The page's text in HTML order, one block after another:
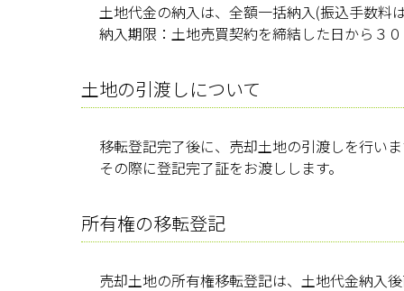
土地代金の納入は、全額一括納入(振込手数料
納入期限：土地売買契約を締結した日から３
土地の引渡しについて
移転登記完了後に、売却土地の引渡しを行い
その際に登記完了証をお渡しします。
所有権の移転登記
売却土地の所有権移転登記は、土地代金納入